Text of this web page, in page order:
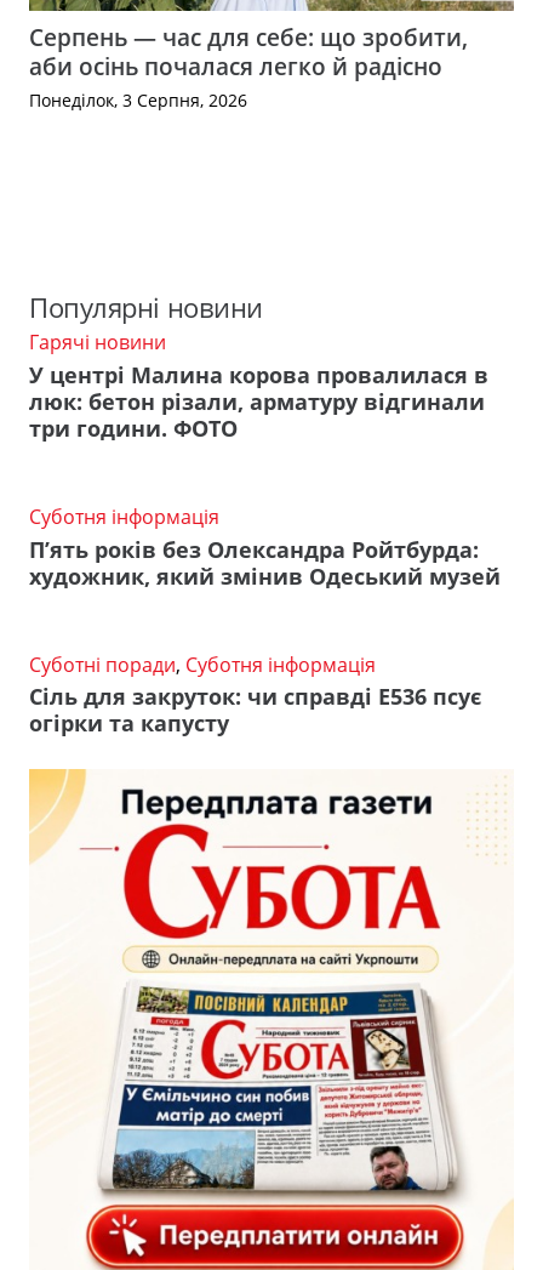
Серпень — час для себе: що зробити,
аби осінь почалася легко й радісно
Понеділок, 3 Серпня, 2026
Популярні новини
Гарячі новини
У центрі Малина корова провалилася в
люк: бетон різали, арматуру відгинали
три години. ФОТО
Суботня інформація
П’ять років без Олександра Ройтбурда:
художник, який змінив Одеський музей
Суботні поради, Суботня інформація
Сіль для закруток: чи справді Е536 псує
огірки та капусту